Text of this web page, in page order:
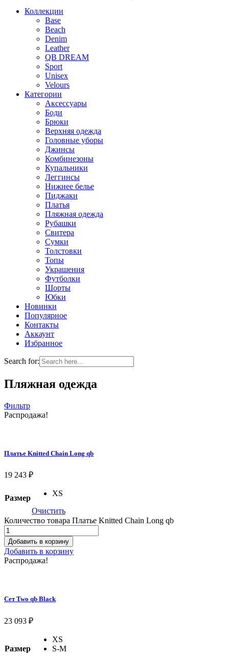
Коллекции
Base
Beach
Denim
Leather
QB DREAM
Sport
Unisex
Velours
Категории
Аксессуары
Боди
Брюки
Верхняя одежда
Головные уборы
Джинсы
Комбинезоны
Купальники
Леггинсы
Нижнее белье
Пиджаки
Платья
Пляжная одежда
Рубашки
Свитера
Сумки
Толстовки
Топы
Украшения
Футболки
Шорты
Юбки
Новинки
Популярное
Контакты
Аккаунт
Избранное
Search for:
Пляжная одежда
Фильтр
Распродажа!
Платье Knitted Chain Long qb
19 243 ₽
Размер
XS
Очистить
Количество товара Платье Knitted Chain Long qb
Добавить в корзину
Добавить в корзину
Распродажа!
Сет Two qb Black
23 093 ₽
Размер
XS
S-M